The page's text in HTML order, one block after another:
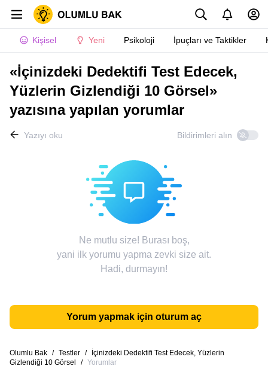
Kişisel Yeni Psikoloji İpuçları ve Taktikler
«İçinizdeki Dedektifi Test Edecek,
Yüzlerin Gizlendiği 10 Görsel»
yazısına yapılan yorumlar
Yazıyı oku Bildirimleri alın
Ne mutlu size! Burası boş,
yani ilk yorumu yapma zevki size ait.
Hadi, durmayın!
Yorum yapmak için oturum aç
Olumlu Bak / Testler /
İçinizdeki Dedektifi Test Edecek, Yüzlerin
Gizlendiği 10 Görsel
/ Yorumlar